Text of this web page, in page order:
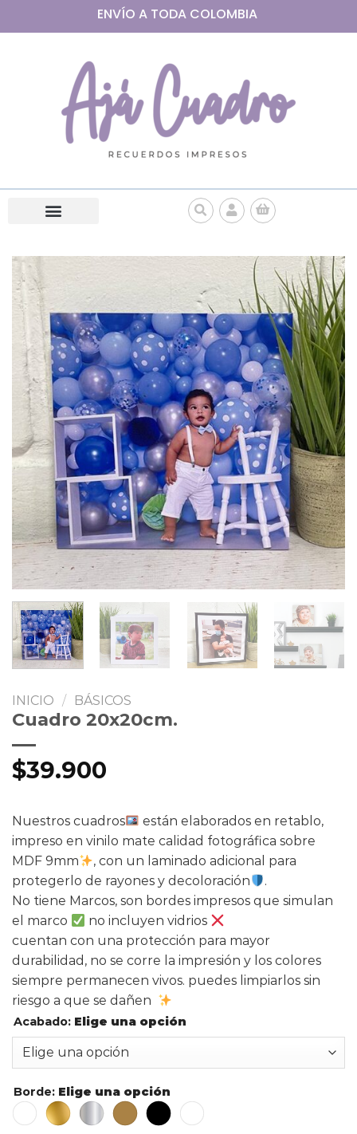
ENVÍO A TODA COLOMBIA
INICIO / BÁSICOS
Cuadro 20x20cm.
$39.900
Nuestros cuadros
están elaborados en retablo,
impreso en vinilo mate calidad fotográfica sobre
MDF 9mm
, con un laminado adicional para
protegerlo de rayones y decoloración
.
No tiene Marcos, son bordes impresos que simulan
el marco
no incluyen vidrios
cuentan con una protección para mayor
durabilidad, no se corre la impresión y los colores
siempre permanecen vivos. puedes limpiarlos sin
riesgo a que se dañen
Acabado: Elige una opción
Borde: Elige una opción